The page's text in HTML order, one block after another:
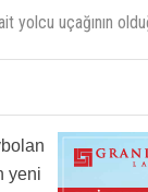
yolcu uçağının
yeni